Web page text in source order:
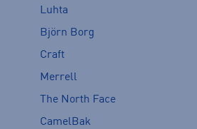
Luhta
Björn Borg
Craft
Merrell
The North Face
CamelBak